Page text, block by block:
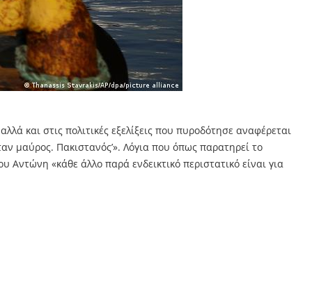
και στις πολιτικές εξελίξεις που πυροδότησε αναφέρεται
μαύρος. Πακιστανός’». Λόγια που όπως παρατηρεί το
«κάθε άλλο παρά ενδεικτικό περιστατικό είναι για